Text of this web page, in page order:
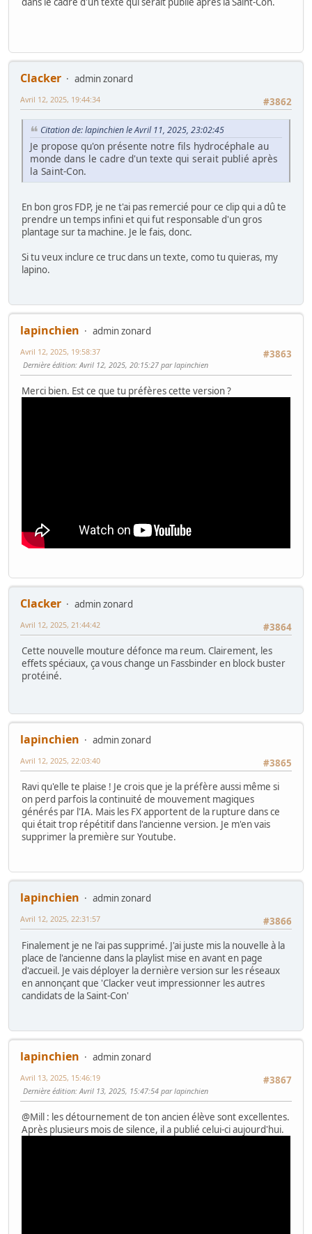
Clacker
admin zonard
#3862
Avril 12, 2025, 19:44:34
Citation de: lapinchien le Avril 11, 2025, 23:02:45
Je propose qu'on présente notre fils hydrocéphale au
monde dans le cadre d'un texte qui serait publié après
la Saint-Con.
En bon gros FDP, je ne t'ai pas remercié pour ce clip qui a dû te
prendre un temps infini et qui fut responsable d'un gros
plantage sur ta machine. Je le fais, donc.
Si tu veux inclure ce truc dans un texte, como tu quieras, my
lapino.
lapinchien
admin zonard
#3863
Avril 12, 2025, 19:58:37
Dernière édition: Avril 12, 2025, 20:15:27 par lapinchien
Merci bien. Est ce que tu préfères cette version ?
Clacker
admin zonard
#3864
Avril 12, 2025, 21:44:42
Cette nouvelle mouture défonce ma reum. Clairement, les
effets spéciaux, ça vous change un Fassbinder en block buster
protéiné.
lapinchien
admin zonard
#3865
Avril 12, 2025, 22:03:40
Ravi qu'elle te plaise ! Je crois que je la préfère aussi même si
on perd parfois la continuité de mouvement magiques
générés par l'IA. Mais les FX apportent de la rupture dans ce
qui était trop répétitif dans l'ancienne version. Je m'en vais
supprimer la première sur Youtube.
lapinchien
admin zonard
#3866
Avril 12, 2025, 22:31:57
Finalement je ne l'ai pas supprimé. J'ai juste mis la nouvelle à la
place de l'ancienne dans la playlist mise en avant en page
d'accueil. Je vais déployer la dernière version sur les réseaux
en annonçant que 'Clacker veut impressionner les autres
candidats de la Saint-Con'
lapinchien
admin zonard
#3867
Avril 13, 2025, 15:46:19
Dernière édition: Avril 13, 2025, 15:47:54 par lapinchien
@Mill : les détournement de ton ancien élève sont excellentes.
Après plusieurs mois de silence, il a publié celui-ci aujourd'hui.